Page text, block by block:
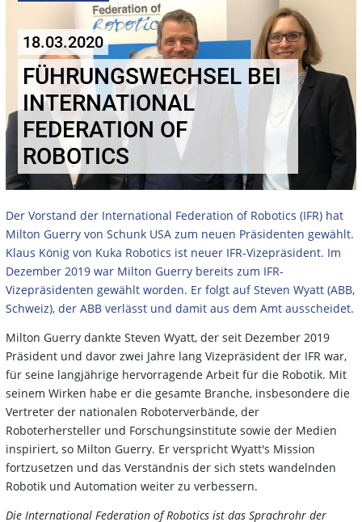
18.03.2020
FÜHRUNGSWECHSEL BEI
INTERNATIONAL
FEDERATION OF
ROBOTICS
Der Vorstand der International Federation of Robotics (IFR) hat
Milton Guerry von Schunk USA zum neuen Präsidenten gewählt.
Klaus König von Kuka Robotics ist neuer IFR-Vizepräsident. Im
Dezember 2019 war Milton Guerry bereits zum IFR-
Vizepräsidenten gewählt worden. Er folgt auf Steven Wyatt (ABB,
Schweiz), der ABB verlässt und damit aus dem Amt ausscheidet.
Milton Guerry dankte Steven Wyatt, der seit Dezember 2019
Präsident und davor zwei Jahre lang Vizepräsident der IFR war,
für seine langjährige hervorragende Arbeit für die Robotik. Mit
seinem Wirken habe er die gesamte Branche, insbesondere die
Vertreter der nationalen Roboterverbände, der
Roboterhersteller und Forschungsinstitute sowie der Medien
inspiriert, so Milton Guerry. Er verspricht Wyatt's Mission
fortzusetzen und das Verständnis der sich stets wandelnden
Robotik und Automation weiter zu verbessern.
Die International Federation of Robotics ist das Sprachrohr der